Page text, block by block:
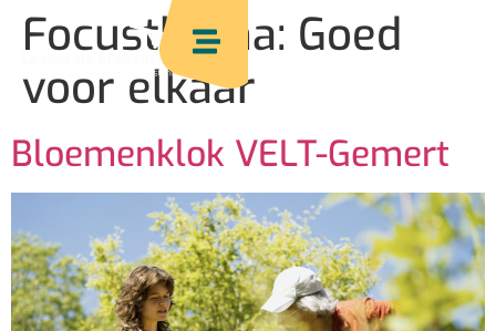
Focusthema: Goed
voor elkaar
Bloemenklok VELT-Gemert